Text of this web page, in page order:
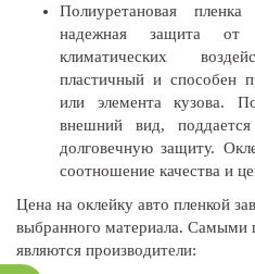
Полиуретановая
надежная защита от
климатических
пластичный и способен
или элемента кузова.
внешний вид,
долговечную защиту.
соотношение качества и
Цена на оклейку авто пленкой
выбранного материала. Самыми
являются производители: